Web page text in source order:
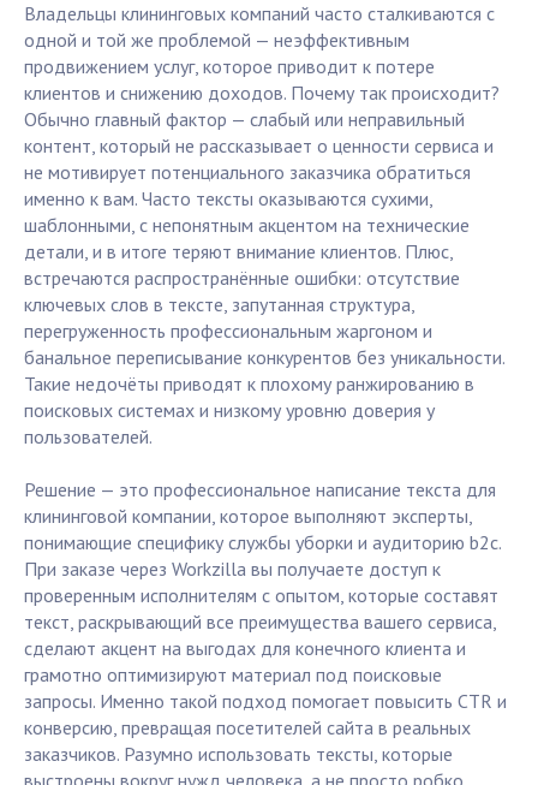
Владельцы клининговых компаний часто сталкиваются с
одной и той же проблемой — неэффективным
продвижением услуг, которое приводит к потере
клиентов и снижению доходов. Почему так происходит?
Обычно главный фактор — слабый или неправильный
контент, который не рассказывает о ценности сервиса и
не мотивирует потенциального заказчика обратиться
именно к вам. Часто тексты оказываются сухими,
шаблонными, с непонятным акцентом на технические
детали, и в итоге теряют внимание клиентов. Плюс,
встречаются распространённые ошибки: отсутствие
ключевых слов в тексте, запутанная структура,
перегруженность профессиональным жаргоном и
банальное переписывание конкурентов без уникальности.
Такие недочёты приводят к плохому ранжированию в
поисковых системах и низкому уровню доверия у
пользователей.
Решение — это профессиональное написание текста для
клининговой компании, которое выполняют эксперты,
понимающие специфику службы уборки и аудиторию b2c.
При заказе через Workzilla вы получаете доступ к
проверенным исполнителям с опытом, которые составят
текст, раскрывающий все преимущества вашего сервиса,
сделают акцент на выгодах для конечного клиента и
грамотно оптимизируют материал под поисковые
запросы. Именно такой подход помогает повысить CTR и
конверсию, превращая посетителей сайта в реальных
заказчиков. Разумно использовать тексты, которые